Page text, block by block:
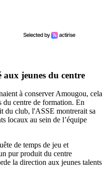
aux jeunes du centre
à conserver Amougou, cela
du centre de formation. En
du club, l'ASSE montrerait sa
locaux au sein de l’équipe
de temps de jeu et
pur produit du centre
la direction aux jeunes talents